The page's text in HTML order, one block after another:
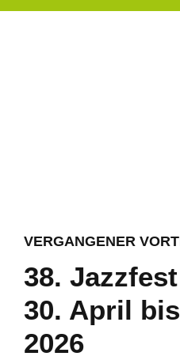
Zeitungswelt
VERGANGENER
38.
30. April
2026